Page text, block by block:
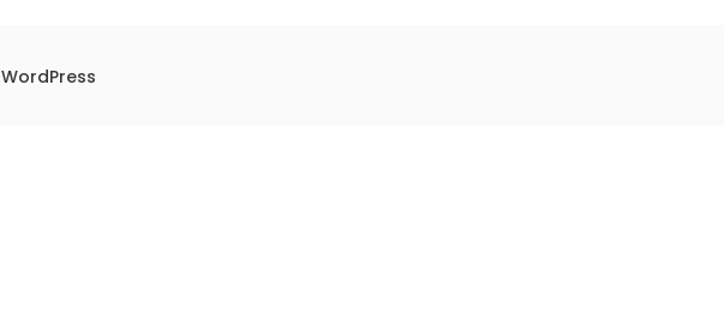
WordPress